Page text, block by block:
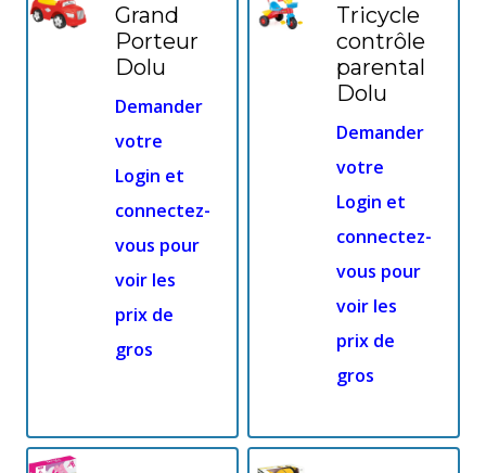
Grand
Porteur
Dolu
Demander
votre
Login et
connectez-
vous pour
voir les
prix de
gros
Tricycle
contrôle
parental
Dolu
Demander
votre
Login et
connectez-
vous pour
voir les
prix de
gros